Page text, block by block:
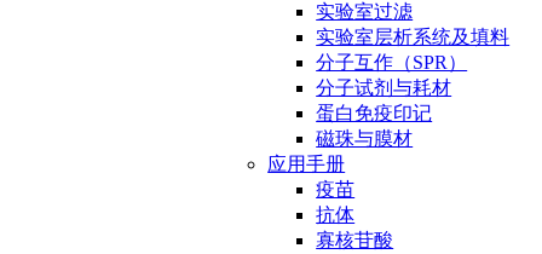
实验室过滤
实验室层析系统及填料
分子互作（SPR）
分子试剂与耗材
蛋白免疫印记
磁珠与膜材
应用手册
疫苗
抗体
寡核苷酸